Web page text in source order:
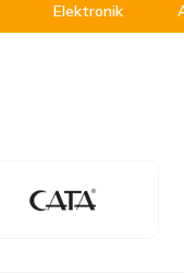
Elektronik